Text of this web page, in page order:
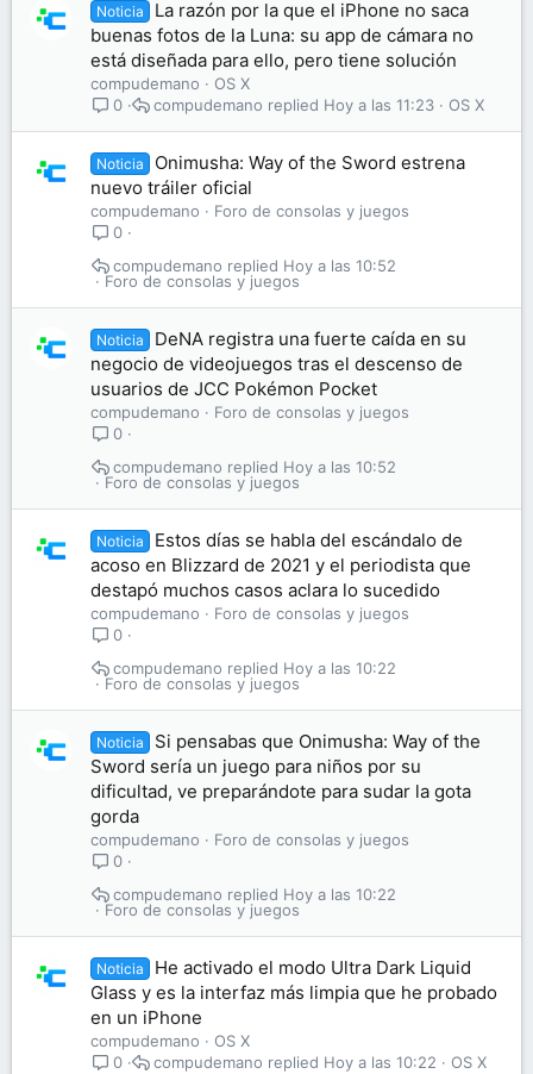
Noticia
La razón por la que el iPhone no saca
buenas fotos de la Luna: su app de cámara no
está diseñada para ello, pero tiene solución
compudemano
OS X
0
OS X
Hoy a las 11:23
compudemano
Noticia
Onimusha: Way of the Sword estrena
nuevo tráiler oficial
compudemano
Foro de consolas y juegos
0
Foro de consolas y juegos
Hoy a las 10:52
compudemano
Noticia
DeNA registra una fuerte caída en su
negocio de videojuegos tras el descenso de
usuarios de JCC Pokémon Pocket
compudemano
Foro de consolas y juegos
0
Foro de consolas y juegos
Hoy a las 10:52
compudemano
Noticia
Estos días se habla del escándalo de
acoso en Blizzard de 2021 y el periodista que
destapó muchos casos aclara lo sucedido
compudemano
Foro de consolas y juegos
0
Foro de consolas y juegos
Hoy a las 10:22
compudemano
Noticia
Si pensabas que Onimusha: Way of the
Sword sería un juego para niños por su
dificultad, ve preparándote para sudar la gota
gorda
compudemano
Foro de consolas y juegos
0
Foro de consolas y juegos
Hoy a las 10:22
compudemano
Noticia
He activado el modo Ultra Dark Liquid
Glass y es la interfaz más limpia que he probado
en un iPhone
compudemano
OS X
0
OS X
Hoy a las 10:22
compudemano